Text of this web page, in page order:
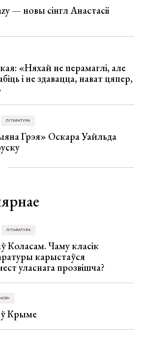
— новы сінгл Анастасіі
«Няхай не перамаглі, але
і не здавацца, нават цяпер,
ЛІТАРАТУРА
Грэя» Оскара Уайльда
ЛІТАРАТУРА
Коласам. Чаму класік
карыстаўся
уласнага прозвішча?
ў Крыме